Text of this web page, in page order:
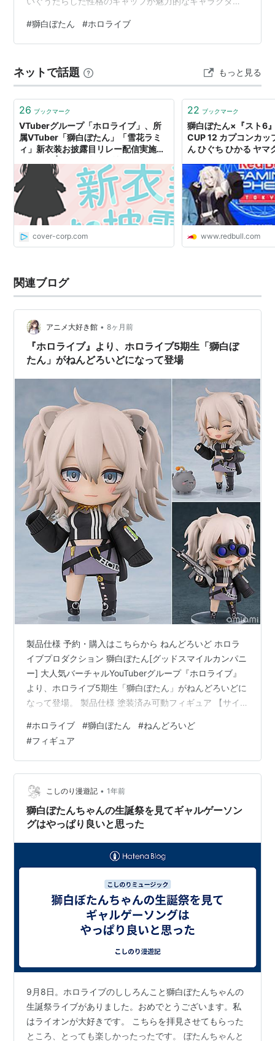
す。 デビューから4年以上が経過した現在でも、安定し
た人気を誇り続けている獅白ぼたん。その人気の秘密は
を多角的に分析し、徹底解説していきます。
www.youtube.com 獅白ぼたんの基本プロフィール まず
は獅白ぼたんの基…
#獅白ぼたん #ホロライブ
ネットで話題 もっと見る
26 ブックマーク
VTuberグループ「ホロライブ」、所
属VTuber「獅白ぼたん」「雪花ラミ
ィ」新衣装お披露目リレー配信実施の
cover-corp.com
22 ブックマーク
獅白ぼたん×『スト6
CUP 12 カプコンカッ
ん ひぐち ひかる ヤマ
www.redbull.com
関連ブログ
アニメ大好き館 • 8ヶ月前
『ホロライブ』より、ホロライブ5期生「獅白ぼ
たん」がねんどろいどになって登場
製品仕様 予約・購入はこちらから ねんどろいど ホロラ
イブプロダクション 獅白ぼたん[グッドスマイルカンパニ
ー] 大人気バーチャルYouTuberグループ『ホロライブ』
より、ホロライブ5期生「獅白ぼたん」がねんどろいどに
なって登場。 製品仕様 塗装済み可動フィギュア 【サイ
ク 【セット内容一覧】 フィギュア本体、 専用台座 発売
日： ２６年０５月未定 参考価格： 6,900円(税込) 予約・
購入はこちらから ねんどろいど ホロライブプロダクショ
ン 獅白ぼたん[グッドスマイルカンパニー] こちらの記事
が気に入ったらはてなIDで読者になろう…
#ホロライブ #獅白ぼたん #ねんどろいど
#フィギュア
こしのり漫遊記 • 1年前
獅白ぼたんちゃんの生誕祭を見てギャルゲーソン
グはやっぱり良いと思った
9月8日。ホロライブのししろんこと獅白ぼたんちゃんの
生誕祭ライブがありました。おめでとうございます。私
はライオンが大好きです。 こちらを拝見させてもらった
ところ、とっても楽しかったったです。 ぼたんちゃんと